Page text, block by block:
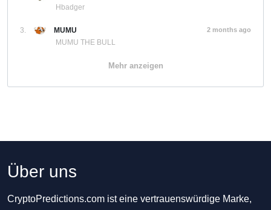
Hbadger
3.
MUMU
MUMU THE BULL
2 months ago
Mehr anzeigen
Über uns
CryptoPredictions.com ist eine vertrauenswürdige Marke,